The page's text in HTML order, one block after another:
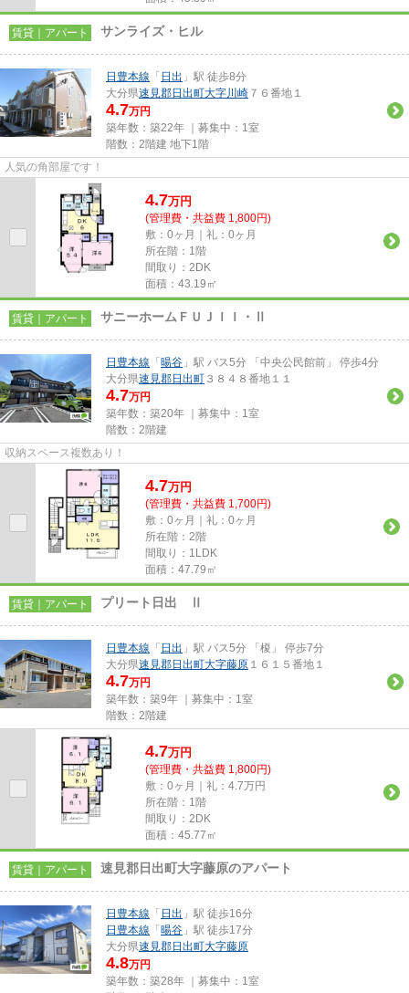
賃貸｜アパート サンライズ・ヒル
日豊本線 「 日出 」駅 徒歩8分
大分県速見郡日出町大字川崎 ７６番地１
4.7万円
築年数：築22年 ｜募集中： 1室
階数：2階建 地下1階
人気の角部屋です！
4.7万円
(管理費・共益費 1,800円)
敷：0ヶ月｜礼：0ヶ月
所在階：1階
間取り：2DK
面積：43.19㎡
賃貸｜アパート サニーホームＦＵＪＩＩ・Ⅱ
日豊本線 「 暘谷 」駅 バス5分 「中央公民館前」 停歩4分
大分県速見郡日出町 ３８４８番地１１
4.7万円
築年数：築20年 ｜募集中： 1室
階数：2階建
収納スペース複数あり！
4.7万円
(管理費・共益費 1,700円)
敷：0ヶ月｜礼：0ヶ月
所在階：2階
間取り：1LDK
面積：47.79㎡
賃貸｜アパート プリート日出 Ⅱ
日豊本線 「 日出 」駅 バス5分 「榎」 停歩7分
大分県速見郡日出町大字藤原 １６１５番地１
4.7万円
築年数：築9年 ｜募集中： 1室
階数：2階建
4.7万円
(管理費・共益費 1,800円)
敷：0ヶ月｜礼：4.7万円
所在階：1階
間取り：2DK
面積：45.77㎡
賃貸｜アパート 速見郡日出町大字藤原のアパート
日豊本線 「 日出 」駅 徒歩16分
日豊本線 「 暘谷 」駅 徒歩17分
大分県速見郡日出町大字藤原
4.8万円
築年数：築28年 ｜募集中： 1室